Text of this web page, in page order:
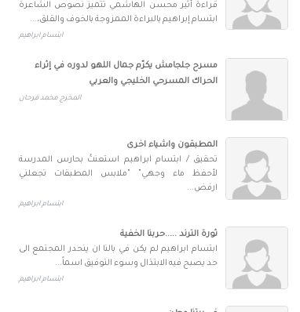
قراءة أثير محسن الهاشمي تتميز نصوص الشاعرة
ابتسام إبراهيم بالبراءة الممزوجة بالخوف والقلق،...
ابتسام ابراهيم
مسرح جلجامش يكرّم جمال اللهو لدوره في إثراء
الحراك المسرحي الخليجي والعربي
المخرج محمد فرحان
المطبقون واشياء اخرى
تحقيق / ابتسام ابراهيم استعنتُ بحارس المدرسة
لأحفظ ماء وجهي" "ملابس المطبقات تجعلني
ارفض...
ابتسام ابراهيم
ثورة الترند .....حربنا الخفية
ابتسام ابراهيم لم يكن في بالنا ان ينحدر المجتمع الى
حد يصبح فيه الابتذال وسوء التوفيق اسماً...
ابتسام ابراهيم